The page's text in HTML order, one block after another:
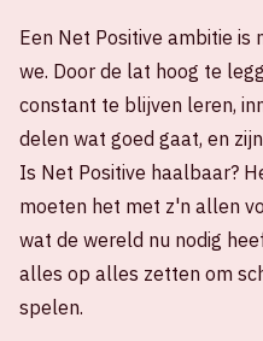
Een Net Positive ambitie
we. Door de lat hoog te
constant te blijven leren,
delen wat goed gaat, en
Is Net Positive haalbaar?
moeten het met z'n allen
wat de wereld nu nodig
alles op alles zetten om
spelen.